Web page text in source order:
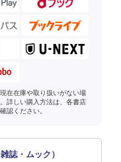
在在庫や取り扱いがない場
詳しい購入方法は、各書店
認ください。
誌・ムック）